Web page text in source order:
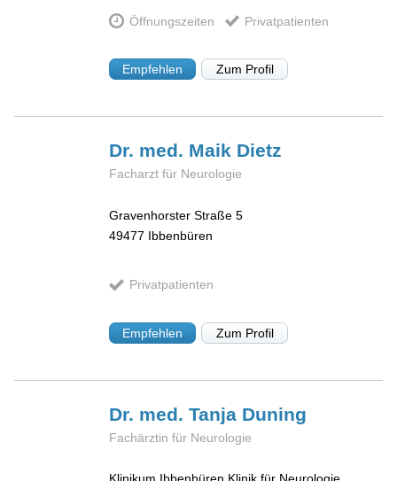
Öffnungszeiten Privatpatienten
Empfehlen Zum Profil
Dr. med. Maik Dietz
Facharzt für Neurologie
Gravenhorster Straße 5
49477 Ibbenbüren
Privatpatienten
Empfehlen Zum Profil
Dr. med. Tanja Duning
Fachärztin für Neurologie